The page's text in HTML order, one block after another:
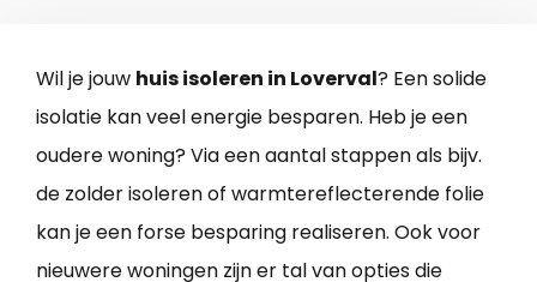
Wil je jouw huis isoleren in Loverval? Een solide
isolatie kan veel energie besparen. Heb je een
oudere woning? Via een aantal stappen als bijv.
de zolder isoleren of warmtereflecterende folie
kan je een forse besparing realiseren. Ook voor
nieuwere woningen zijn er tal van opties die